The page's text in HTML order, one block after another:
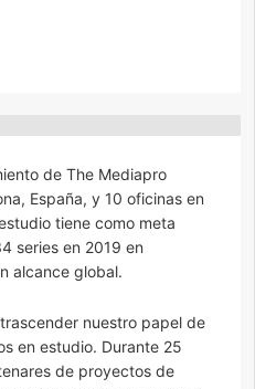
de The Mediapro
España, y 10 oficinas en
tiene como meta
series en 2019 en
alcance global.
nuestro papel de
en estudio. Durante 25
de proyectos de